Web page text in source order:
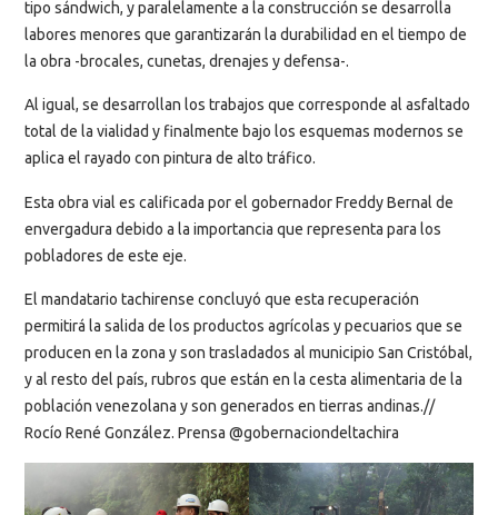
tipo sándwich, y paralelamente a la construcción se desarrolla
labores menores que garantizarán la durabilidad en el tiempo de
la obra -brocales, cunetas, drenajes y defensa-.
Al igual, se desarrollan los trabajos que corresponde al asfaltado
total de la vialidad y finalmente bajo los esquemas modernos se
aplica el rayado con pintura de alto tráfico.
Esta obra vial es calificada por el gobernador Freddy Bernal de
envergadura debido a la importancia que representa para los
pobladores de este eje.
El mandatario tachirense concluyó que esta recuperación
permitirá la salida de los productos agrícolas y pecuarios que se
producen en la zona y son trasladados al municipio San Cristóbal,
y al resto del país, rubros que están en la cesta alimentaria de la
población venezolana y son generados en tierras andinas.//
Rocío René González. Prensa @gobernaciondeltachira